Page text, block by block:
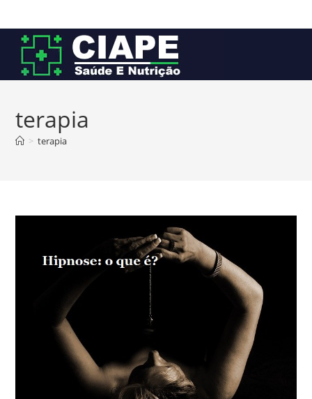
para
conteúdo
terapia
> terapia